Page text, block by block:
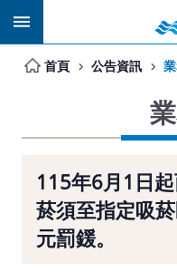
跳到主要內容區塊
首頁 公告資訊
115年6月1日
菸須至指定吸
元罰鍰。